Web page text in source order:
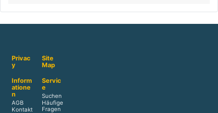
Privac
y
Site
Map
Inform
atione
n
AGB
Kontakt
Servic
e
Suchen
Häufige
Fragen